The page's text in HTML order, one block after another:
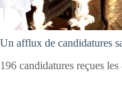
Un afflux de candidatures
196 candidatures reçues